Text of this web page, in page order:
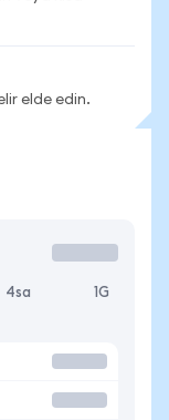
elde edin.
4sa 1G